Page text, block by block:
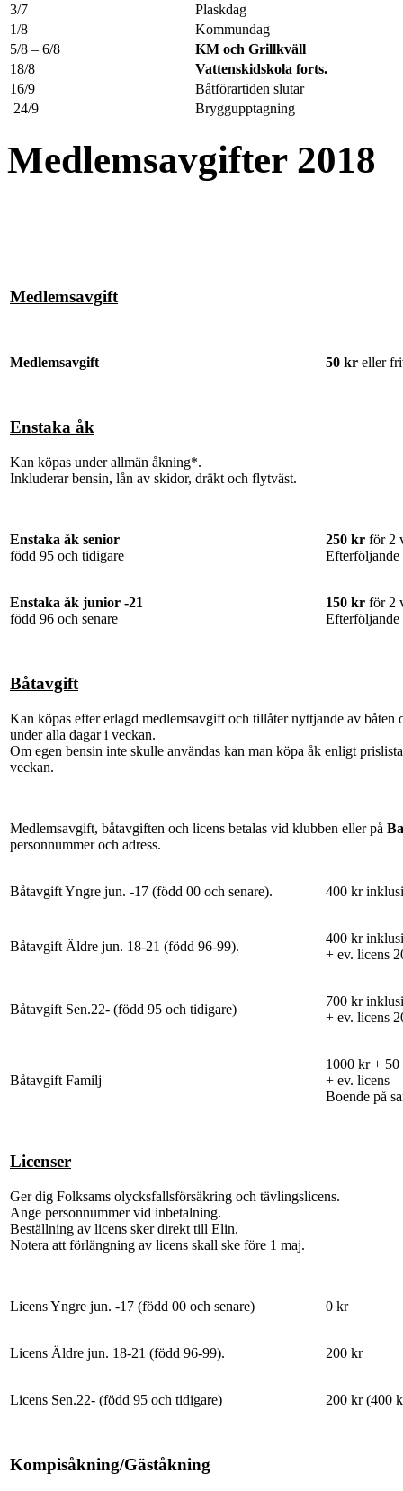
3/7
Plaskdag
1/8
Kommundag
5/8 – 6/8
KM och Grillkväll
18/8
Vattenskidskola forts.
16/9
Båtförartiden slutar
24/9
Bryggupptagning
Medlemsavgifter 2018
Medlemsavgift
Medlemsavgift 50 kr eller
Enstaka åk
Kan köpas under allmän åkning*.
Inkluderar bensin, lån av skidor, dräkt och flytväst.
Enstaka åk senior
född 95 och tidigare
250 kr för 2
Enstaka åk junior -21
född 96 och senare
150 kr för 2
Båtavgift
Kan köpas efter erlagd medlemsavgift och tillåter nyttjande av båten
under alla dagar i veckan.
Om egen bensin inte skulle användas kan man köpa åk enligt
veckan.
Medlemsavgift, båtavgiften och licens betalas vid klubben eller på
personnummer och adress.
Båtavgift Yngre jun. -17 (född 00 och senare). 400 kr
Båtavgift Äldre jun. 18-21 (född 96-99).
400 kr
+ ev. licens
Båtavgift Sen.22- (född 95 och tidigare)
700 kr
+ ev. licens
Båtavgift Familj
1000 kr + 50
+ ev. licens
Boende på
Licenser
Ger dig Folksams olycksfallsförsäkring och tävlingslicens.
Ange personnummer vid inbetalning.
Beställning av licens sker direkt till Elin.
Notera att förlängning av licens skall ske före 1 maj.
Licens Yngre jun. -17 (född 00 och senare) 0 kr
Licens Äldre jun. 18-21 (född 96-99). 200 kr
Licens Sen.22- (född 95 och tidigare) 200 kr (400
Kompisåkning/Gäståkning